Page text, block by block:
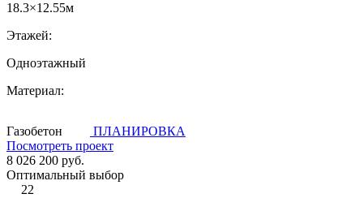
18.3×12.55м
Этажей:
Одноэтажный
Материал:
Газобетон
ПЛАНИРОВКА
Посмотреть проект
8 026 200 руб.
Оптимальный выбор
22